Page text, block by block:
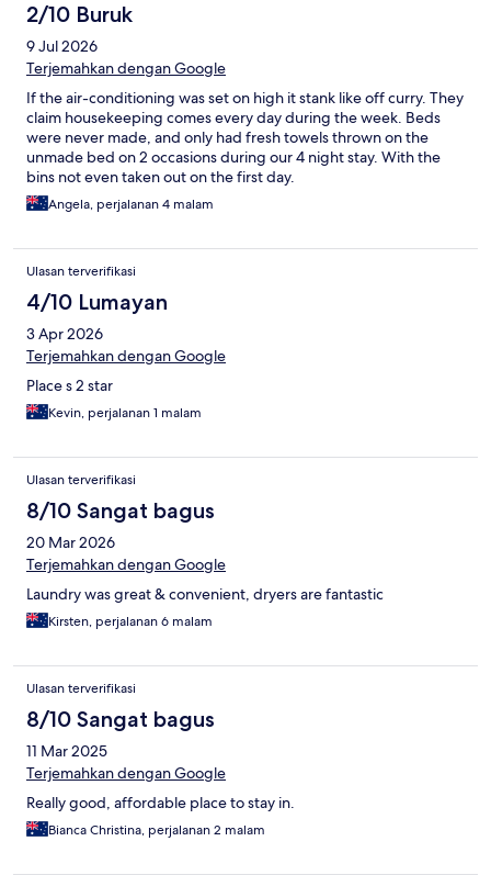
2/10 Buruk
9 Jul 2026
Terjemahkan dengan Google
If the air-conditioning was set on high it stank like off curry. They
claim housekeeping comes every day during the week. Beds
were never made, and only had fresh towels thrown on the
unmade bed on 2 occasions during our 4 night stay. With the
bins not even taken out on the first day.
Angela, perjalanan 4 malam
Ulasan terverifikasi
4/10 Lumayan
3 Apr 2026
Terjemahkan dengan Google
Place s 2 star
Kevin, perjalanan 1 malam
Ulasan terverifikasi
8/10 Sangat bagus
20 Mar 2026
Terjemahkan dengan Google
Laundry was great & convenient, dryers are fantastic
Kirsten, perjalanan 6 malam
Ulasan terverifikasi
8/10 Sangat bagus
11 Mar 2025
Terjemahkan dengan Google
Really good, affordable place to stay in.
Bianca Christina, perjalanan 2 malam